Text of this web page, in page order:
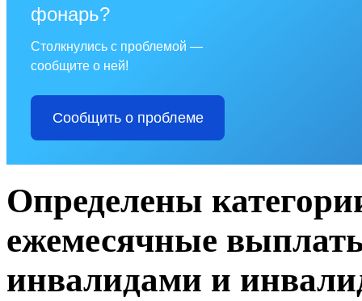
фонарь?
Столкнулись с проблемой —
сообщите о ней!
Сообщить о проблеме
Определены
ежемесячные
инвалидами и